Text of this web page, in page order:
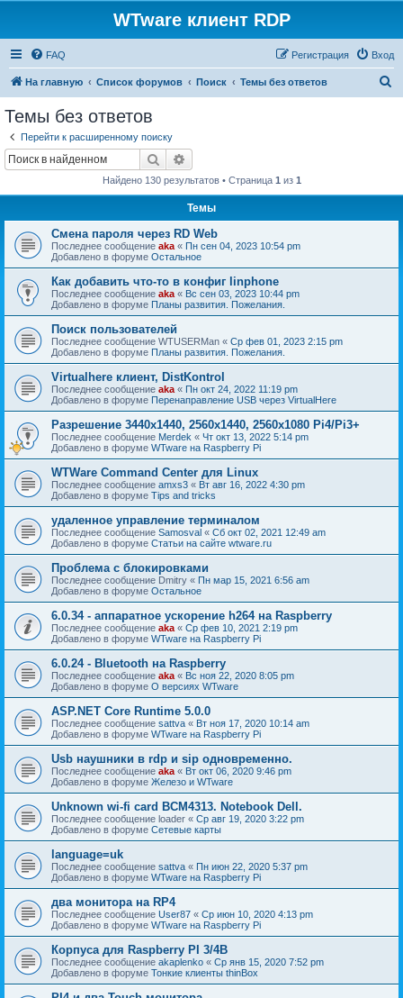
WTware клиент RDP
FAQ Вход
Регистрация
На главную Список форумов Поиск Темы без ответов
Темы без ответов
Перейти к расширенному поиску
Поиск
Найдено 130 результатов • Страница 1 из 1
Темы
Смена пароля через RD Web
Последнее сообщение aka « Пн сен 04, 2023 10:54 pm
Добавлено в форуме Остальное
Как добавить что-то в конфиг linphone
Последнее сообщение aka « Вс сен 03, 2023 10:44 pm
Добавлено в форуме Планы развития. Пожелания.
Поиск пользователей
Последнее сообщение WTUSERMan « Ср фев 01, 2023 2:15 pm
Добавлено в форуме Планы развития. Пожелания.
Virtualhere клиент, DistKontrol
Последнее сообщение aka « Пн окт 24, 2022 11:19 pm
Добавлено в форуме Перенаправление USB через VirtualHere
Разрешение 3440x1440, 2560x1440, 2560x1080 Pi4/Pi3+
Последнее сообщение Merdek « Чт окт 13, 2022 5:14 pm
Добавлено в форуме WTware на Raspberry Pi
WTWare Command Center для Linux
Последнее сообщение amxs3 « Вт авг 16, 2022 4:30 pm
Добавлено в форуме Tips and tricks
удаленное управление терминалом
Последнее сообщение Samosval « Сб окт 02, 2021 12:49 am
Добавлено в форуме Статьи на сайте wtware.ru
Проблема с блокировками
Последнее сообщение Dmitry « Пн мар 15, 2021 6:56 am
Добавлено в форуме Остальное
6.0.34 - аппаратное ускорение h264 на Raspberry
Последнее сообщение aka « Ср фев 10, 2021 2:19 pm
Добавлено в форуме WTware на Raspberry Pi
6.0.24 - Bluetooth на Raspberry
Последнее сообщение aka « Вс ноя 22, 2020 8:05 pm
Добавлено в форуме О версиях WTware
ASP.NET Core Runtime 5.0.0
Последнее сообщение sattva « Вт ноя 17, 2020 10:14 am
Добавлено в форуме WTware на Raspberry Pi
Usb наушники в rdp и sip одновременно.
Последнее сообщение aka « Вт окт 06, 2020 9:46 pm
Добавлено в форуме Железо и WTware
Unknown wi-fi card BCM4313. Notebook Dell.
Последнее сообщение loader « Ср авг 19, 2020 3:22 pm
Добавлено в форуме Сетевые карты
language=uk
Последнее сообщение sattva « Пн июн 22, 2020 5:37 pm
Добавлено в форуме WTware на Raspberry Pi
два монитора на RP4
Последнее сообщение User87 « Ср июн 10, 2020 4:13 pm
Добавлено в форуме WTware на Raspberry Pi
Корпуса для Raspberry PI 3/4B
Последнее сообщение akaplenko « Ср янв 15, 2020 7:52 pm
Добавлено в форуме Тонкие клиенты thinBox